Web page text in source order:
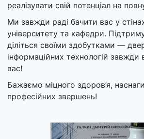
реалізувати свій потенціал на
Ми завжди раді бачити вас у
університету та кафедри.
діліться своїми здобутками —
інформаційних технологій завжди
вас!
Бажаємо міцного здоров’я,
професійних звершень!